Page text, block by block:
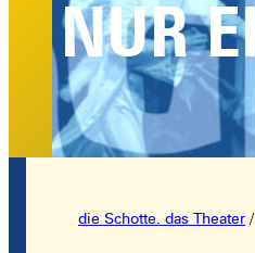
NUR
die Schotte. das Theater /